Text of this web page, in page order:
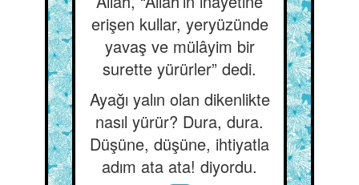
erişen kullar, yeryüzünde
yavaş ve mülâyim bir
surette yürürler” dedi.
Ayağı yalın olan dikenlikte
nasıl yürür? Dura, dura.
Düşüne, düşüne, ihtiyatla
adım ata ata! diyordu.